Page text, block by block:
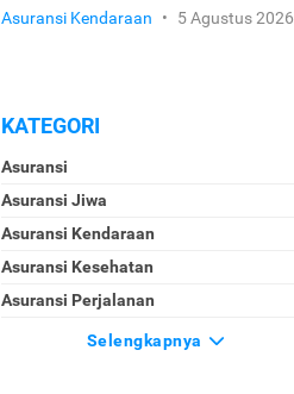
Asuransi Kendaraan • 5 Agustus 2026
KATEGORI
Asuransi
Asuransi Jiwa
Asuransi Kendaraan
Asuransi Kesehatan
Asuransi Perjalanan
Selengkapnya